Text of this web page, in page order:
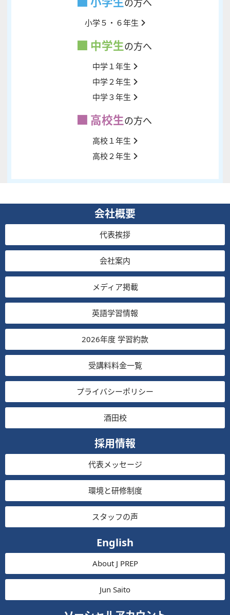
の方へ
小学５・６年生
中学生の方へ
中学１年生
中学２年生
中学３年生
高校生の方へ
高校１年生
高校２年生
会社概要
代表挨拶
会社案内
メディア掲載
英語学習情報
2026年度 学習約款
受講料料金一覧
プライバシーポリシー
酒田校
採用情報
代表メッセージ
環境と研修制度
スタッフの声
English
About J PREP
Jun Saito